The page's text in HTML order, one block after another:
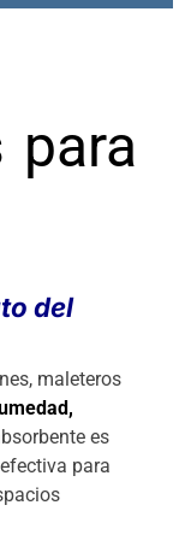
para
del
maleteros
es
para